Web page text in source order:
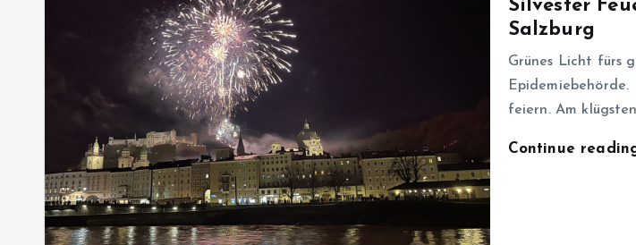
Silvester
Salzburg
Grünes Licht fürs
Epidemiebehörde.
feiern. Am
Continue